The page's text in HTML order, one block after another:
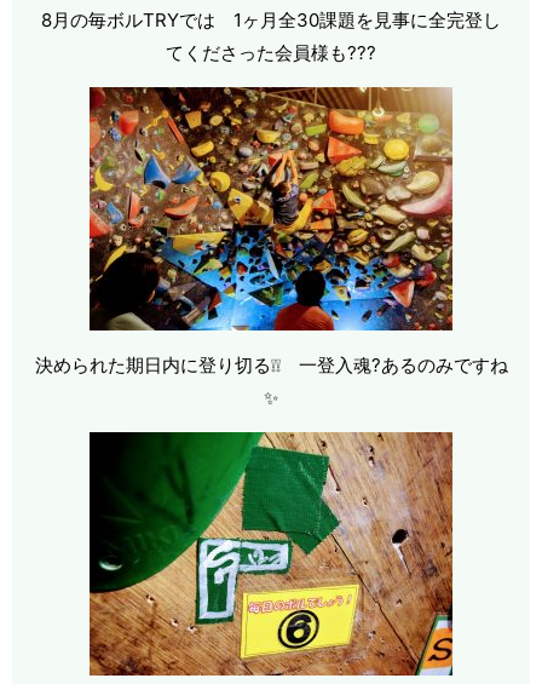
8月の毎ボルTRYでは 1ヶ月全30課題を見事に全完登し
てくださった会員様も???
決められた期日内に登り切る❕❕ 一登入魂?あるのみですね
✨